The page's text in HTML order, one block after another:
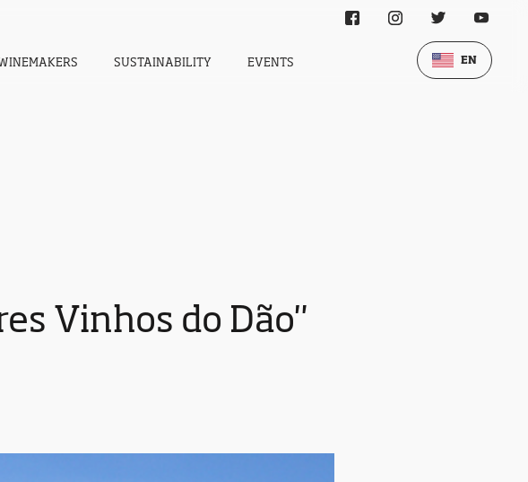
Vinhos do Dão"
SUSTAINABILITY EVENTS EN